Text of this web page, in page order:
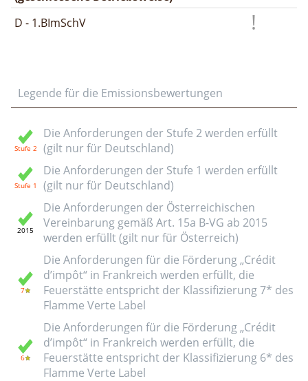
D - 1.BImSchV
Legende für die Emissionsbewertungen
Die Anforderungen der Stufe 2 werden erfüllt
(gilt nur für Deutschland)
Die Anforderungen der Stufe 1 werden erfüllt
(gilt nur für Deutschland)
Die Anforderungen der Österreichischen
Vereinbarung gemäß Art. 15a B-VG ab 2015
werden erfüllt (gilt nur für Österreich)
Die Anforderungen für die Förderung „Crédit
d’impôt“ in Frankreich werden erfüllt, die
Feuerstätte entspricht der Klassifizierung 7* des
Flamme Verte Label
Die Anforderungen für die Förderung „Crédit
d’impôt“ in Frankreich werden erfüllt, die
Feuerstätte entspricht der Klassifizierung 6* des
Flamme Verte Label